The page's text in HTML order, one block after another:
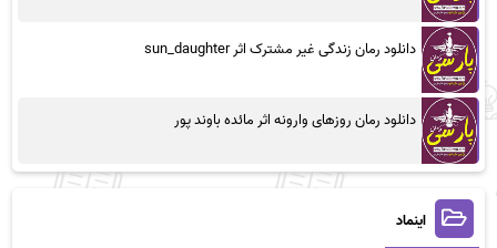
دانلود رمان زندگی غیر مشترک اثر sun_daughter
دانلود رمان روزهای وارونه اثر مائده باوند پور
اینماد